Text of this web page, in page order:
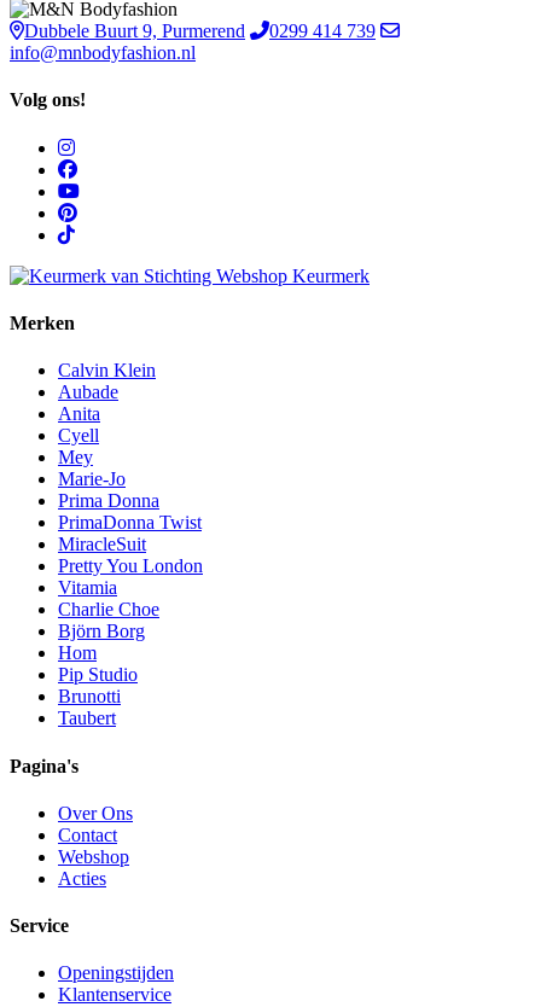
Dubbele Buurt 9, Purmerend
0299 414 739
info@mnbodyfashion.nl
Volg ons!
Merken
Calvin Klein
Aubade
Anita
Cyell
Mey
Marie-Jo
Prima Donna
PrimaDonna Twist
MiracleSuit
Pretty You London
Vitamia
Charlie Choe
Björn Borg
Hom
Pip Studio
Brunotti
Taubert
Pagina's
Over Ons
Contact
Webshop
Acties
Service
Openingstijden
Klantenservice